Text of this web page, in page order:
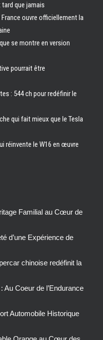
que jamais
ouvre officiellement la
se montre en version
pourrait être
: 544 ch pour redéfinir le
qui fait mieux que le Tesla
réinvente le W16 en œuvre
Familial au Cœur de
d’une Expérience de
chinoise redéfinit la
Coeur de l’Endurance
Automobile Historique